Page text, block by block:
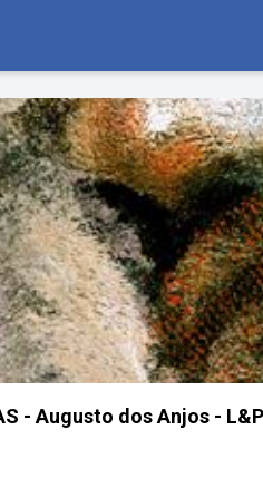
- Augusto dos Anjos -